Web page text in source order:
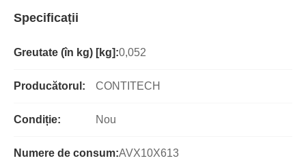
Specificații
Greutate (în kg) [kg]:0,052
Producătorul: CONTITECH
Condiție: Nou
Numere de consum:AVX10X613